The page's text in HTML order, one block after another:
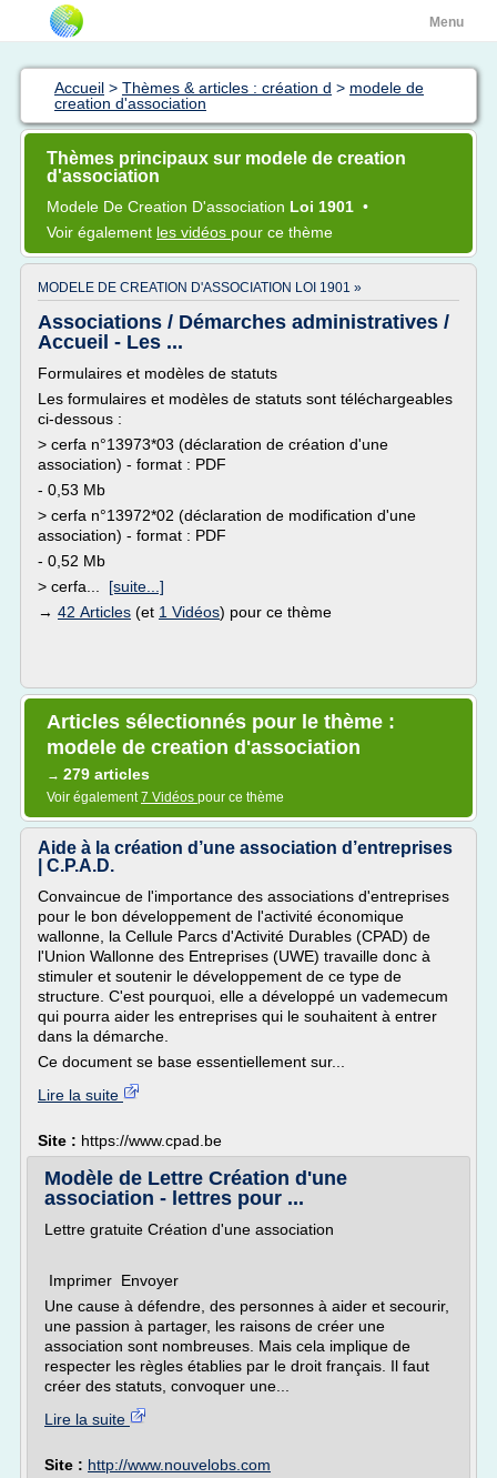
Menu
Accueil > Thèmes & articles : création d > modele de
creation d'association
Thèmes principaux sur modele de creation
d'association
Modele De Creation D'association Loi 1901 •
Voir également les vidéos pour ce thème
MODELE DE CREATION D'ASSOCIATION LOI 1901 »
Associations / Démarches administratives /
Accueil - Les ...
Formulaires et modèles de statuts
Les formulaires et modèles de statuts sont téléchargeables
ci-dessous :
> cerfa n°13973*03 (déclaration de création d'une
association) - format : PDF
- 0,53 Mb
> cerfa n°13972*02 (déclaration de modification d'une
association) - format : PDF
- 0,52 Mb
> cerfa... [suite...]
→ 42 Articles (et 1 Vidéos) pour ce thème
Articles sélectionnés pour le thème :
modele de creation d'association
→ 279 articles
Voir également7 Vidéos pour ce thème
Aide à la création d’une association d’entreprises
| C.P.A.D.
Convaincue de l'importance des associations d'entreprises
pour le bon développement de l'activité économique
wallonne, la Cellule Parcs d'Activité Durables (CPAD) de
l'Union Wallonne des Entreprises (UWE) travaille donc à
stimuler et soutenir le développement de ce type de
structure. C'est pourquoi, elle a développé un vademecum
qui pourra aider les entreprises qui le souhaitent à entrer
dans la démarche.
Ce document se base essentiellement sur...
Lire la suite
Site : https://www.cpad.be
Modèle de Lettre Création d'une
association - lettres pour ...
Lettre gratuite Création d'une association
Imprimer Envoyer
Une cause à défendre, des personnes à aider et secourir,
une passion à partager, les raisons de créer une
association sont nombreuses. Mais cela implique de
respecter les règles établies par le droit français. Il faut
créer des statuts, convoquer une...
Lire la suite
Site : http://www.nouvelobs.com